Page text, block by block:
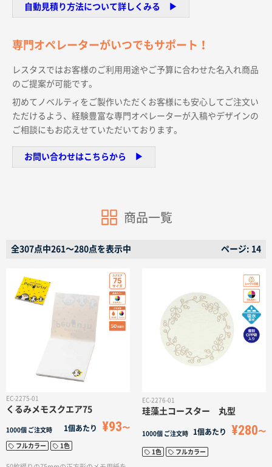
お見積書の作成方法
データ入稿ガイド
名入れグループサイト
自動見積り方法について詳しくみる ▶︎
専門オペレーターがいつでもサポート！
レスタスではお客様のご利用用途やご予算に合わせた名入れ商品
のご提案が可能です。
初めてノベルティをご製作いただくお客様にも安心してご注文い
ただけるよう、経験豊富な専門オペレーターが入稿やデザインの
ご相談にもお応えせていただいております。
お問い合わせはこちらから ▶︎
商品一覧
全307点中261〜280点を表示中 ページ: 14
EC-2275-01
くるみメモスクエア75
1000個 ご注文時 1個あたり ¥93
フルカラー 1色
EC-2276-01
珪藻土コースター 丸型
1000個 ご注文時 1個あたり ¥280
1色 フルカラー